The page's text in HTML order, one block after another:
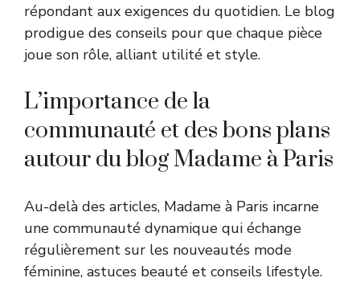
répondant aux exigences du quotidien. Le blog
prodigue des conseils pour que chaque pièce
joue son rôle, alliant utilité et style.
L’importance de la
communauté et des bons plans
autour du blog Madame à Paris
Au-delà des articles, Madame à Paris incarne
une communauté dynamique qui échange
régulièrement sur les nouveautés mode
féminine, astuces beauté et conseils lifestyle.